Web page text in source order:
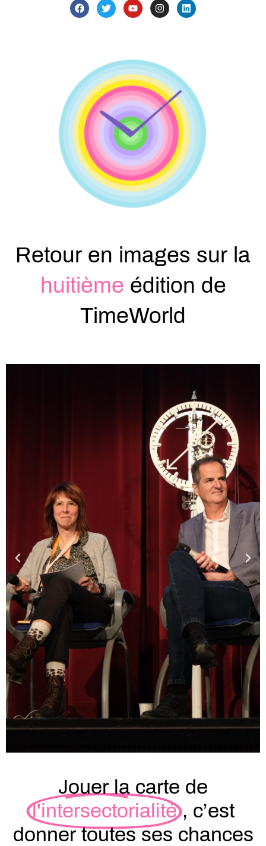
Retour en images sur la
huitième édition de
TimeWorld
Jouer la carte de
l'intersectorialité , c’est
donner toutes ses chances